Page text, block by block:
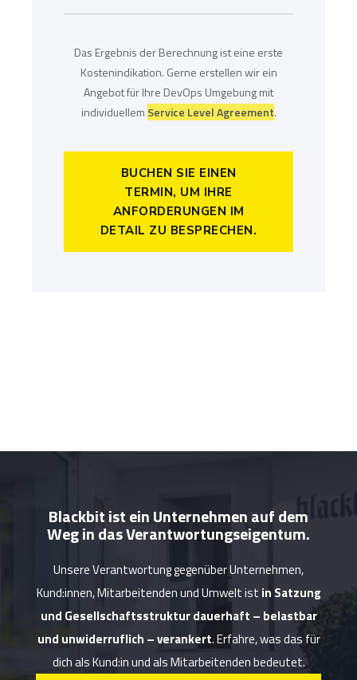
Das Ergebnis der Berechnung ist eine erste
Kostenindikation. Gerne erstellen wir ein
Angebot für Ihre DevOps Umgebung mit
individuellem Service Level Agreement.
BUCHEN SIE EINEN
TERMIN, UM IHRE
ANFORDERUNGEN IM
DETAIL ZU BESPRECHEN.
Blackbit ist ein Unternehmen auf dem
Weg in das Verantwortungseigentum.
Unsere Verantwortung gegenüber Unternehmen,
Kund:innen, Mitarbeitenden und Umwelt ist in Satzung
und Gesellschaftsstruktur dauerhaft – belastbar
und unwiderruflich – verankert. Erfahre, was das für
dich als Kund:in und als Mitarbeitenden bedeutet.